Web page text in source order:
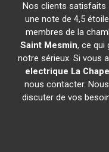
Nos clients satisfaits
une note de 4,5
membres de la
Saint Mesmin, ce qui
notre sérieux. Si vous
electrique La
nous contacter.
discuter de vos